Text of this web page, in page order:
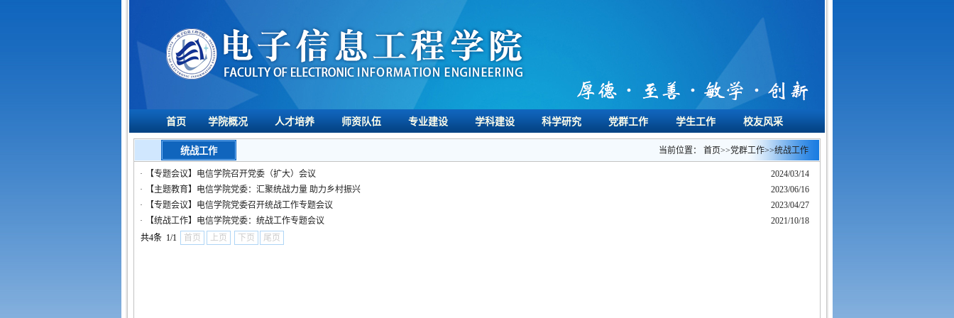
首页 学院概况 人才培养 师资队伍 专业建设 学科建设 科学研究 党群工作 学生工作 校友风采
统战工作 当前位置： 首页>>党群工作>>统战工作
· 【专题会议】电信学院召开党委（扩大）会议
2024/03/14
·
【主题教育】电信学院党委：汇聚统战力量 助力乡村振兴
2023/06/16
·
【专题会议】电信学院党委召开统战工作专题会议
2023/04/27
·
【统战工作】电信学院党委：统战工作专题会议
2021/10/18
共4条 1/1
首页 上页 下页 尾页